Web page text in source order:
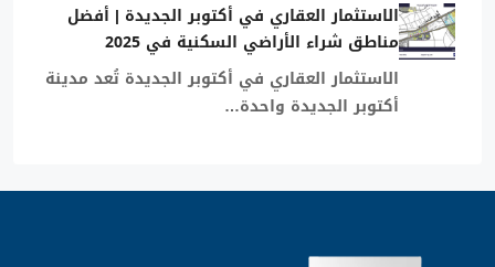
الاستثمار العقاري في أكتوبر الجديدة | أفضل
مناطق شراء الأراضي السكنية في 2025
الاستثمار العقاري في أكتوبر الجديدة تُعد مدينة
أكتوبر الجديدة واحدة…